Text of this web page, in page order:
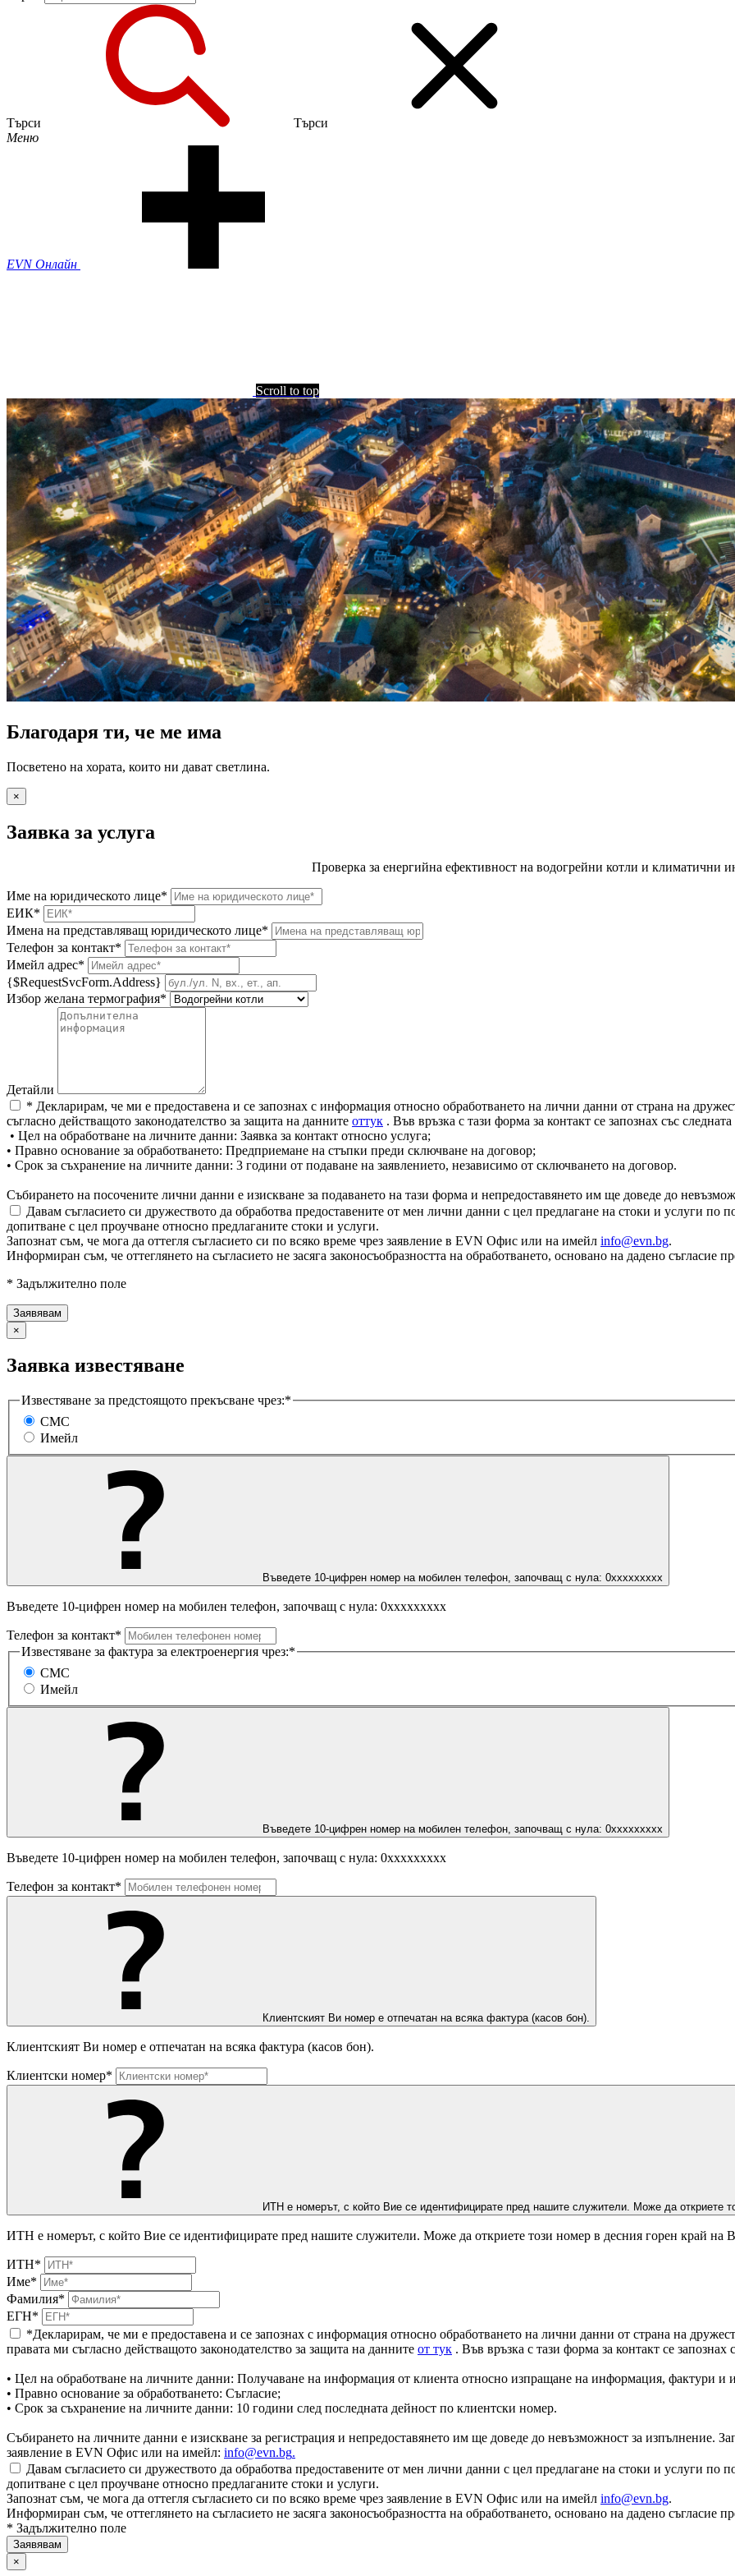
Търси
Търси
Меню
EVN Онлайн
Scroll to top
Благодаря ти, че ме има
Посветено на хората, които ни дават светлина.
×
Заявка за услуга
Проверка за енергийна ефективност на водогрейни котли и климатични
Име на юридическото лице*
ЕИК*
Имена на представляващ юридическото лице*
Телефон за контакт*
Имейл адрес*
{$RequestSvcForm.Address}
Избор желана термография*
Детайли
* Декларирам, че ми е предоставена и се запознах с информация относно обработването на лични данни от страна на
съгласно действащото законодателство за защита на данните оттук . Във връзка с тази форма за контакт се запознах със
• Цел на обработване на личните данни: Заявка за контакт относно услуга;
• Правно основание за обработването: Предприемане на стъпки преди сключване на договор;
• Срок за съхранение на личните данни: 3 години от подаване на заявлението, независимо от сключването на договор.
Събирането на посочените лични данни е изискване за подаването на тази форма и непредоставянето им ще доведе до
Давам съгласието си дружеството да обработва предоставените от мен лични данни с цел предлагане на стоки и услуги по
допитване с цел проучване относно предлаганите стоки и услуги.
Запознат съм, че мога да оттегля съгласието си по всяко време чрез заявление в EVN Офис или на имейл info@evn.bg.
Информиран съм, че оттеглянето на съгласието не засяга законосъобразността на обработването, основано на дадено съгласие
* Задължително поле
×
Заявка известяване
Известяване за предстоящото прекъсване чрез:*
СМС
Имейл
Въведете 10-цифрен номер на мобилен телефон, започващ с нула: 0ххххххххх
Въведете 10-цифрен номер на мобилен телефон, започващ с нула: 0ххххххххх
Телефон за контакт*
Известяване за фактура за електроенергия чрез:*
СМС
Имейл
Въведете 10-цифрен номер на мобилен телефон, започващ с нула: 0ххххххххх
Въведете 10-цифрен номер на мобилен телефон, започващ с нула: 0ххххххххх
Телефон за контакт*
Клиентският Ви номер е отпечатан на всяка фактура (касов бон).
Клиентският Ви номер е отпечатан на всяка фактура (касов бон).
Клиентски номер*
ИТН е номерът, с който Вие се идентифицирате пред нашите служители. Може да откриете
ИТН е номерът, с който Вие се идентифицирате пред нашите служители. Може да откриете този номер в десния горен край на
ИТН*
Име*
Фамилия*
ЕГН*
*Декларирам, че ми е предоставена и се запознах с информация относно обработването на лични данни от страна на
правата ми съгласно действащото законодателство за защита на данните от тук . Във връзка с тази форма за контакт се
• Цел на обработване на личните данни: Получаване на информация от клиента относно изпращане на информация, фактури и
• Правно основание за обработването: Съгласие;
• Срок за съхранение на личните данни: 10 години след последната дейност по клиентски номер.
Събирането на личните данни е изискване за регистрация и непредоставянето им ще доведе до невъзможност за изпълнение.
заявление в EVN Офис или на имейл: info@evn.bg.
Давам съгласието си дружеството да обработва предоставените от мен лични данни с цел предлагане на стоки и услуги по
допитване с цел проучване относно предлаганите стоки и услуги.
Запознат съм, че мога да оттегля съгласието си по всяко време чрез заявление в EVN Офис или на имейл info@evn.bg.
Информиран съм, че оттеглянето на съгласието не засяга законосъобразността на обработването, основано на дадено съгласие
* Задължително поле
×